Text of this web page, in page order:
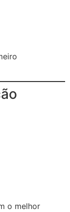
o melhor